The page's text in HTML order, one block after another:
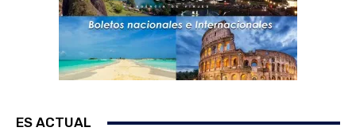
ES ACTUAL